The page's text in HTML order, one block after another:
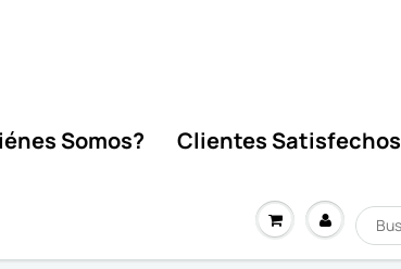
Somos? Clientes Satisfechos